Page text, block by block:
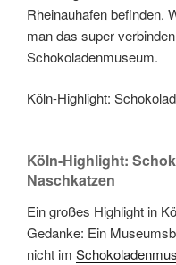
Rheinauhafen befinden.
man das super
Schokoladenmuseum.
Köln-Highlight:
Köln-Highlight:
Naschkatzen
Ein großes Highlight in
Gedanke: Ein
nicht im